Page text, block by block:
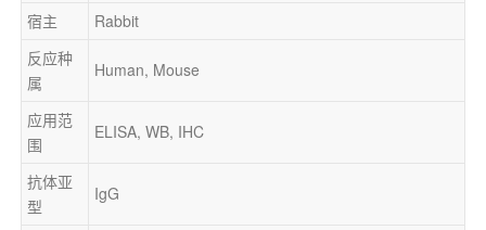
宿主
Rabbit
反应种
属
Human, Mouse
应用范
围
ELISA, WB, IHC
抗体亚
型
IgG